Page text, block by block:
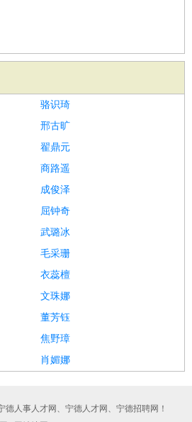
骆识琦
邢古旷
翟鼎元
商路遥
成俊泽
屈钟奇
武璐冰
毛采珊
衣蕊檀
文珠娜
董芳钰
焦野璋
肖媚娜
德人事人才网、宁德人才网、宁德招聘网！